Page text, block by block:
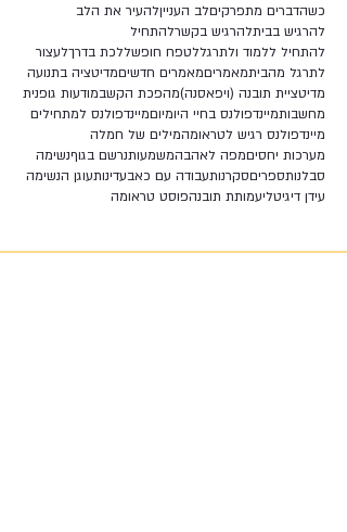
כשהדברים מתפרקיםלב הענייןלהעיר את הלב
להרגיש בביתלהרגיש בקשרלהתחיל
להתחיל ללמוד ולתרגללטפח חופשללכת בדרךלעצור
לתרגל מהביתמאמריםמאמרים חדשיםמדיטציה בתנועה
מדיטציית תובנה (ויפאסנה)מהפכת הקשבמודעות גופנית
מחשבותמיינדפולנס בחיי היומיוםמיינדפולנס למתחילים
מיינדפולנס רגיש לטראומהמילים של חמלה
מערכות יחסיםמפה לאהבהמשמעותנרשם בגוףנשימה
סבלנותספריםסקרנותעבודה עם כאבעדינותעוגן הנשימה
עידן דיגיטליעמותת תובנהפוסט טראומה